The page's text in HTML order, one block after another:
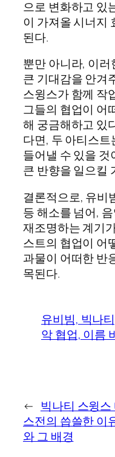
으로 변화하고 있
이 가져올 시너지
된다.
뿐만 아니라, 이
큰 기대감을 안겨
스윙스가 함께 작
그들의 협업이 어
해 궁금해하고 있
다면, 두 아티스
들어낼 수 있을
큰 반향을 일으킬
결론적으로, 유비
등 해소를 넘어,
재조명하는 계기
스트의 협업이 어
과물이 어떠한 반
목된다.
유비빔, 빅나
악 협업, 이름
← 빅나티 스윙스
스전의 씁쓸한 이
와 그 배경